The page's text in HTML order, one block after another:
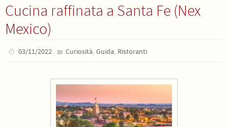
Cucina raffinata a Santa Fe (Nex
Mexico)
03/11/2022 Curiosità, Guida, Ristoranti